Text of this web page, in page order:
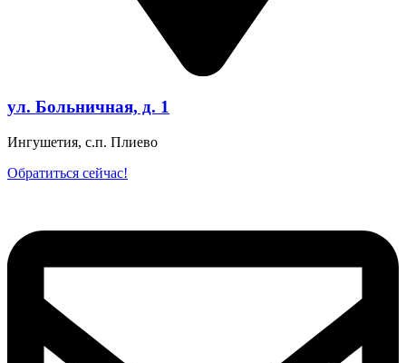
ул. Больничная, д. 1
Ингушетия, с.п. Плиево
Обратиться сейчас!